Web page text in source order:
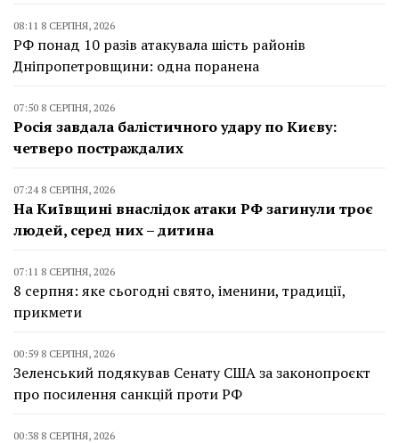
08:11 8 СЕРПНЯ, 2026
РФ понад 10 разів атакувала шість районів
Дніпропетровщини: одна поранена
07:50 8 СЕРПНЯ, 2026
Росія завдала балістичного удару по Києву:
четверо постраждалих
07:24 8 СЕРПНЯ, 2026
На Київщині внаслідок атаки РФ загинули троє
людей, серед них – дитина
07:11 8 СЕРПНЯ, 2026
8 серпня: яке сьогодні свято, іменини, традиції,
прикмети
00:59 8 СЕРПНЯ, 2026
Зеленський подякував Сенату США за законопроєкт
про посилення санкцій проти РФ
00:38 8 СЕРПНЯ, 2026